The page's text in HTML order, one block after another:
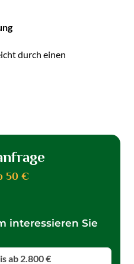
durch einen
50 €
interessieren Sie
ab 2.800 €